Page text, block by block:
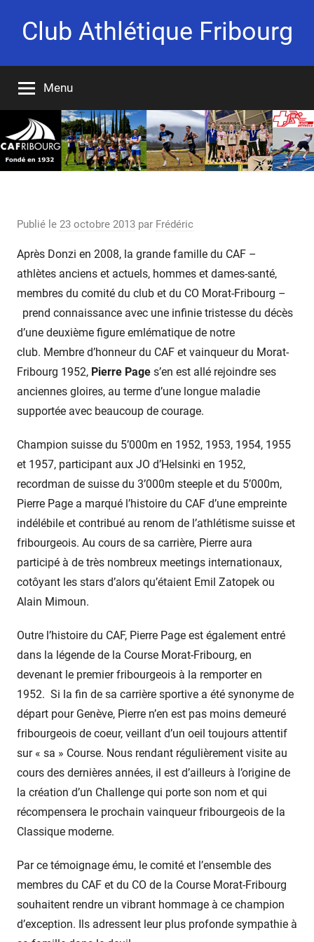
Club Athlétique Fribourg
1932
Menu
Publié le 23 octobre 2013 par Frédéric
Après Donzi en 2008, la grande famille du CAF –
athlètes anciens et actuels, hommes et dames-santé,
membres du comité du club et du CO Morat-Fribourg –
prend connaissance avec une infinie tristesse du décès
d’une deuxième figure emlématique de notre
club. Membre d’honneur du CAF et vainqueur du Morat-
Fribourg 1952, Pierre Page s’en est allé rejoindre ses
anciennes gloires, au terme d’une longue maladie
supportée avec beaucoup de courage.
Champion suisse du 5’000m en 1952, 1953, 1954, 1955
et 1957, participant aux JO d’Helsinki en 1952,
recordman de suisse du 3’000m steeple et du 5’000m,
Pierre Page a marqué l’histoire du CAF d’une empreinte
indélébile et contribué au renom de l’athlétisme suisse et
fribourgeois. Au cours de sa carrière, Pierre aura
participé à de très nombreux meetings internationaux,
cotôyant les stars d’alors qu’étaient Emil Zatopek ou
Alain Mimoun.
Outre l’histoire du CAF, Pierre Page est également entré
dans la légende de la Course Morat-Fribourg, en
devenant le premier fribourgeois à la remporter en
1952. Si la fin de sa carrière sportive a été synonyme de
départ pour Genève, Pierre n’en est pas moins demeuré
fribourgeois de coeur, veillant d’un oeil toujours attentif
sur « sa » Course. Nous rendant régulièrement visite au
cours des dernières années, il est d’ailleurs à l’origine de
la création d’un Challenge qui porte son nom et qui
récompensera le prochain vainqueur fribourgeois de la
Classique moderne.
Par ce témoignage ému, le comité et l’ensemble des
membres du CAF et du CO de la Course Morat-Fribourg
souhaitent rendre un vibrant hommage à ce champion
d’exception. Ils adressent leur plus profonde sympathie à